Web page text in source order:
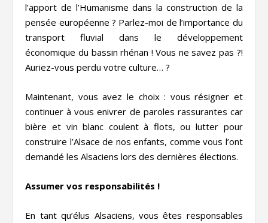
l’apport de l’Humanisme dans la construction de la
pensée européenne ? Parlez-moi de l’importance du
transport fluvial dans le développement
économique du bassin rhénan ! Vous ne savez pas ?!
Auriez-vous perdu votre culture… ?
Maintenant, vous avez le choix : vous résigner et
continuer à vous enivrer de paroles rassurantes car
bière et vin blanc coulent à flots, ou lutter pour
construire l’Alsace de nos enfants, comme vous l’ont
demandé les Alsaciens lors des dernières élections.
Assumer vos responsabilités !
En tant qu’élus Alsaciens, vous êtes responsables